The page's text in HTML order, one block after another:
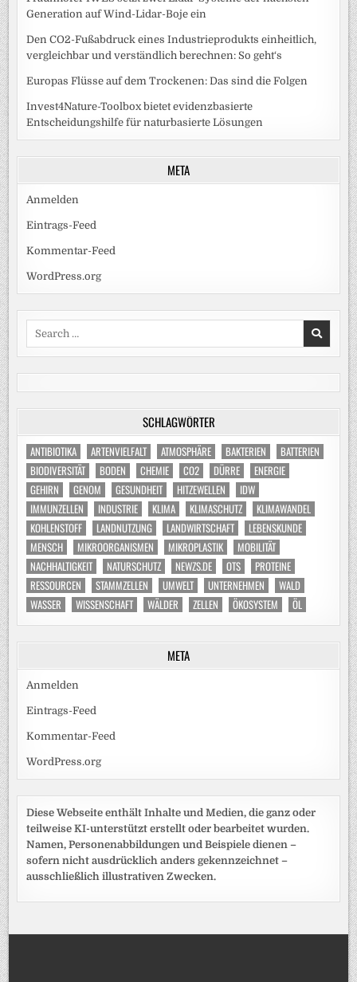
Generation auf Wind-Lidar-Boje ein
Den CO2-Fußabdruck eines Industrieprodukts einheitlich,
vergleichbar und verständlich berechnen: So geht‘s
Europas Flüsse auf dem Trockenen: Das sind die Folgen
Invest4Nature-Toolbox bietet evidenzbasierte
Entscheidungshilfe für naturbasierte Lösungen
META
Anmelden
Eintrags-Feed
Kommentar-Feed
WordPress.org
Search
SCHLAGWÖRTER
ANTIBIOTIKA ARTENVIELFALT ATMOSPHÄRE BAKTERIEN
BATTERIEN
BIODIVERSITÄT
BODEN CHEMIE CO2 DÜRRE
ENERGIE
GEHIRN
GENOM GESUNDHEIT HITZEWELLEN
IDW
IMMUNZELLEN
INDUSTRIE KLIMA KLIMASCHUTZ
KLIMAWANDEL
KOHLENSTOFF
LANDNUTZUNG LANDWIRTSCHAFT
LEBENSKUNDE
MENSCH
MIKROORGANISMEN MIKROPLASTIK
MOBILITÄT
NACHHALTIGKEIT
NATURSCHUTZ NEWZS.DE OTS
PROTEINE
RESSOURCEN
STAMMZELLEN UMWELT UNTERNEHMEN
WALD
WASSER
WISSENSCHAFT WÄLDER ZELLEN ÖKOSYSTEM ÖL
META
Anmelden
Eintrags-Feed
Kommentar-Feed
WordPress.org
Diese Webseite enthält Inhalte und Medien, die ganz oder
teilweise KI-unterstützt erstellt oder bearbeitet wurden.
Namen, Personenabbildungen und Beispiele dienen –
sofern nicht ausdrücklich anders gekennzeichnet –
ausschließlich illustrativen Zwecken.